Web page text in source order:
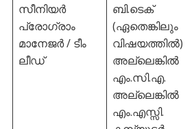
സീനിയർ
പ്രോഗ്രാം
മാനേജർ / ടീം
ലീഡ്
ബി.ടെക്
(ഏതെങ്കിലും
വിഷയത്തിൽ)
അല്ലെങ്കിൽ
എം.സി.എ.
അല്ലെങ്കിൽ
എം.എസ്സി.